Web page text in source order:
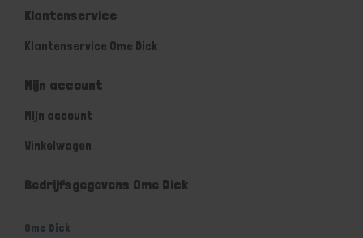
Klantenservice
Klantenservice Ome Dick
Mijn account
Mijn account
Winkelwagen
Bedrijfsgegevens Ome Dick
Ome Dick